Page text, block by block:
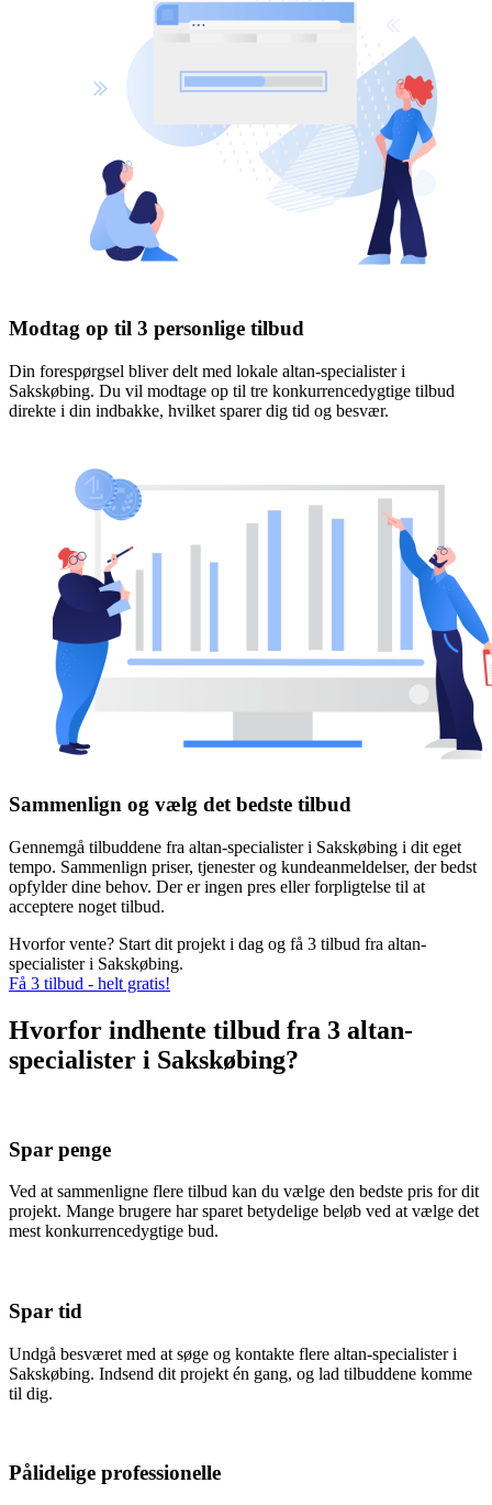
Modtag op til 3 personlige tilbud
Din forespørgsel bliver delt med lokale altan-specialister i
Sakskøbing. Du vil modtage op til tre konkurrencedygtige tilbud
direkte i din indbakke, hvilket sparer dig tid og besvær.
Sammenlign og vælg det bedste tilbud
Gennemgå tilbuddene fra altan-specialister i Sakskøbing i dit eget
tempo. Sammenlign priser, tjenester og kundeanmeldelser, der bedst
opfylder dine behov. Der er ingen pres eller forpligtelse til at
acceptere noget tilbud.
Hvorfor vente? Start dit projekt i dag og få 3 tilbud fra altan-
specialister i Sakskøbing.
Få 3 tilbud - helt gratis!
Hvorfor indhente tilbud fra 3 altan-
specialister i Sakskøbing?
Spar penge
Ved at sammenligne flere tilbud kan du vælge den bedste pris for dit
projekt. Mange brugere har sparet betydelige beløb ved at vælge det
mest konkurrencedygtige bud.
Spar tid
Undgå besværet med at søge og kontakte flere altan-specialister i
Sakskøbing. Indsend dit projekt én gang, og lad tilbuddene komme
til dig.
Pålidelige professionelle